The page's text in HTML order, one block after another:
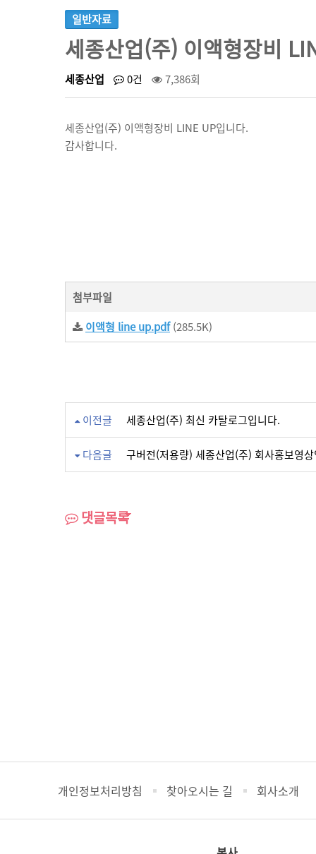
일반자료
세종산업(주) 이액형장비
세종산업 0건 7,386회
세종산업(주) 이액형장비 LINE UP입니다.
감사합니다.
첨부파일
이액형 line up.pdf(285.5K)
이전글 세종산업(주) 최신 카탈로그입니다.
다음글 구버전(저용량) 세종산업(주) 회사홍보영
댓글목록
개인정보처리방침 찾아오시는 길 회사소개